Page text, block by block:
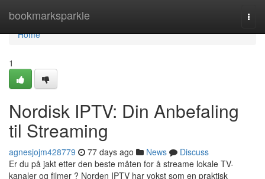
bookmarksparkle
Home
Home
1
Nordisk IPTV: Din Anbefaling
til Streaming
agnesjojm428779 77 days ago News
Discuss
Er du på jakt etter den beste måten for å streame lokale TV-
kanaler og filmer ? Norden IPTV har vokst som en praktisk